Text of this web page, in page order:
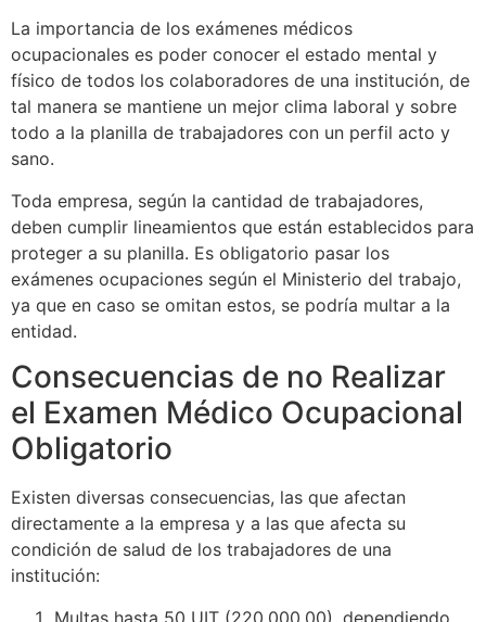
La importancia de los exámenes médicos
ocupacionales es poder conocer el estado mental y
físico de todos los colaboradores de una institución, de
tal manera se mantiene un mejor clima laboral y sobre
todo a la planilla de trabajadores con un perfil acto y
sano.
Toda empresa, según la cantidad de trabajadores,
deben cumplir lineamientos que están establecidos para
proteger a su planilla. Es obligatorio pasar los
exámenes ocupaciones según el Ministerio del trabajo,
ya que en caso se omitan estos, se podría multar a la
entidad.
Consecuencias de no Realizar
el Examen Médico Ocupacional
Obligatorio
Existen diversas consecuencias, las que afectan
directamente a la empresa y a las que afecta su
condición de salud de los trabajadores de una
institución:
Multas hasta 50 UIT (220,000.00), dependiendo